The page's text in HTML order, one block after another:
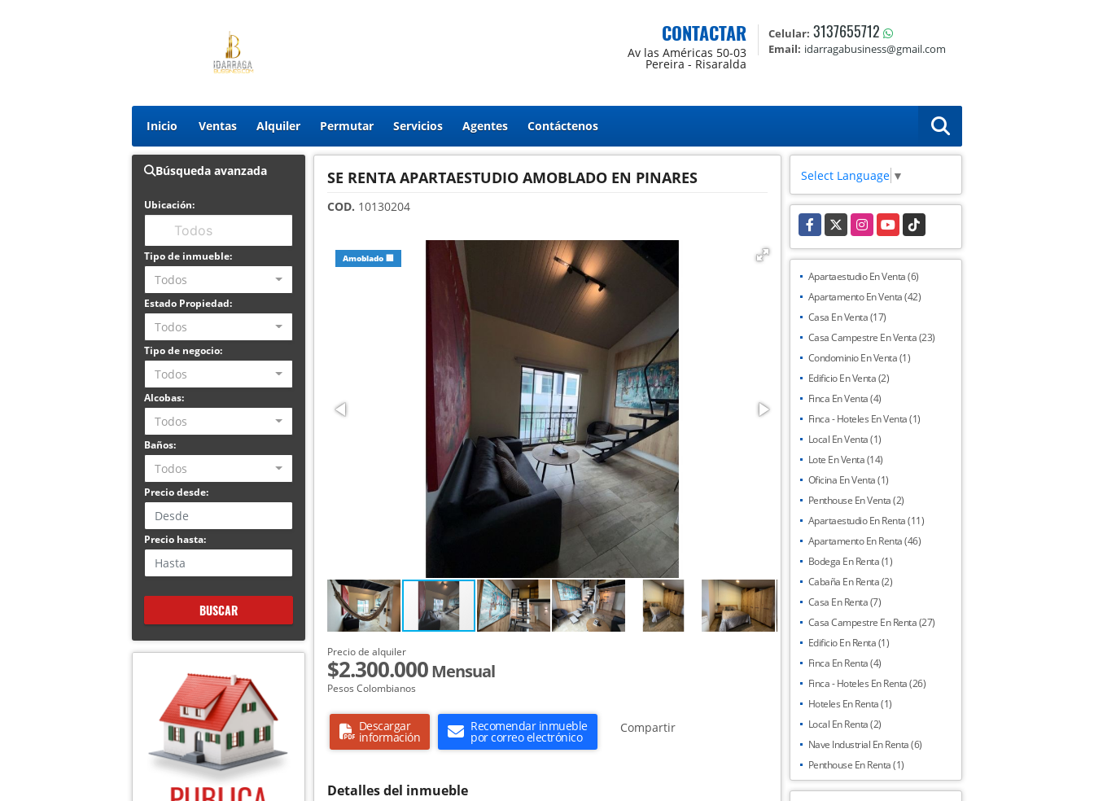
CONTACTAR
Av las Américas 50-03
Pereira - Risaralda
Celular: 3137655712
Email: idarragabusiness@gmail.com
Inicio Ventas Alquiler Permutar Servicios Agentes Contáctenos
Búsqueda avanzada
Ubicación:
Tipo de inmueble:
Todos
Estado Propiedad:
Todos
Tipo de negocio:
Todos
Alcobas:
Todos
Baños:
Todos
Precio desde:
Precio hasta:
BUSCAR
SE RENTA APARTAESTUDIO AMOBLADO EN PINARES
COD. 10130204
Amoblado 🏢
Precio de alquiler
$2.300.000Mensual
Pesos Colombianos
Descargar
información
Recomendar inmueble
por correo electrónico
Compartir
Detalles del inmueble
Select Language ▼
Facebook
X InstagramYouTubeTikTok
Apartaestudio En Venta (6)
Apartamento En Venta (42)
Casa En Venta (17)
Casa Campestre En Venta (23)
Condominio En Venta (1)
Edificio En Venta (2)
Finca En Venta (4)
Finca - Hoteles En Venta (1)
Local En Venta (1)
Lote En Venta (14)
Oficina En Venta (1)
Penthouse En Venta (2)
Apartaestudio En Renta (11)
Apartamento En Renta (46)
Bodega En Renta (1)
Cabaña En Renta (2)
Casa En Renta (7)
Casa Campestre En Renta (27)
Edificio En Renta (1)
Finca En Renta (4)
Finca - Hoteles En Renta (26)
Hoteles En Renta (1)
Local En Renta (2)
Nave Industrial En Renta (6)
Penthouse En Renta (1)